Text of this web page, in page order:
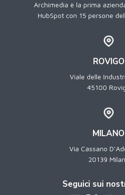
Archimedia è la prima
HubSpot con 15 persone
ROVIGO
Viale delle
45100
MILANO
Via Cassano
20139
Seguici sui